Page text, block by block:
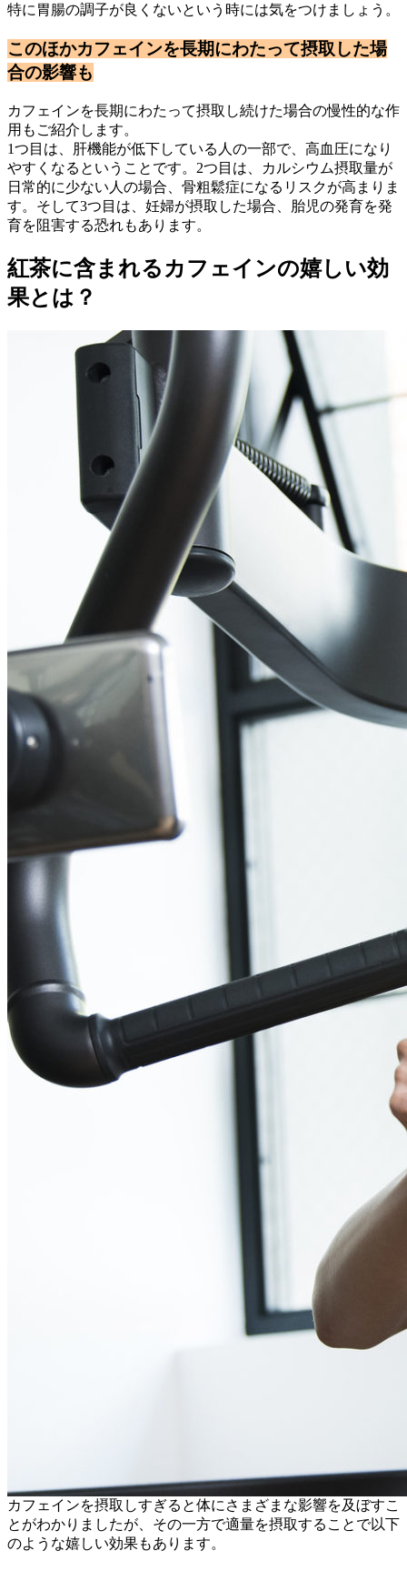
特に胃腸の調子が良くないという時には気をつけましょう。
このほかカフェインを長期にわたって摂取した場
合の影響も
カフェインを長期にわたって摂取し続けた場合の慢性的な作
用もご紹介します。
1つ目は、肝機能が低下している人の一部で、高血圧になり
やすくなるということです。2つ目は、カルシウム摂取量が
日常的に少ない人の場合、骨粗鬆症になるリスクが高まりま
す。そして3つ目は、妊婦が摂取した場合、胎児の発育を発
育を阻害する恐れもあります。
紅茶に含まれるカフェインの嬉しい効
果とは？
カフェインを摂取しすぎると体にさまざまな影響を及ぼすこ
とがわかりましたが、その一方で適量を摂取することで以下
のような嬉しい効果もあります。